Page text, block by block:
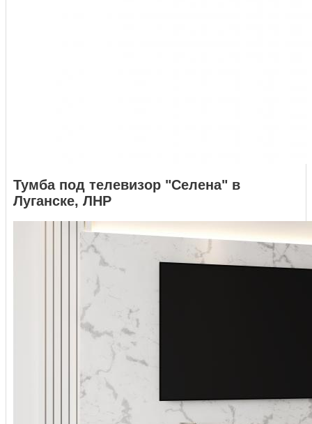
Тумба под телевизор "Селена" в
Луганске, ЛНР